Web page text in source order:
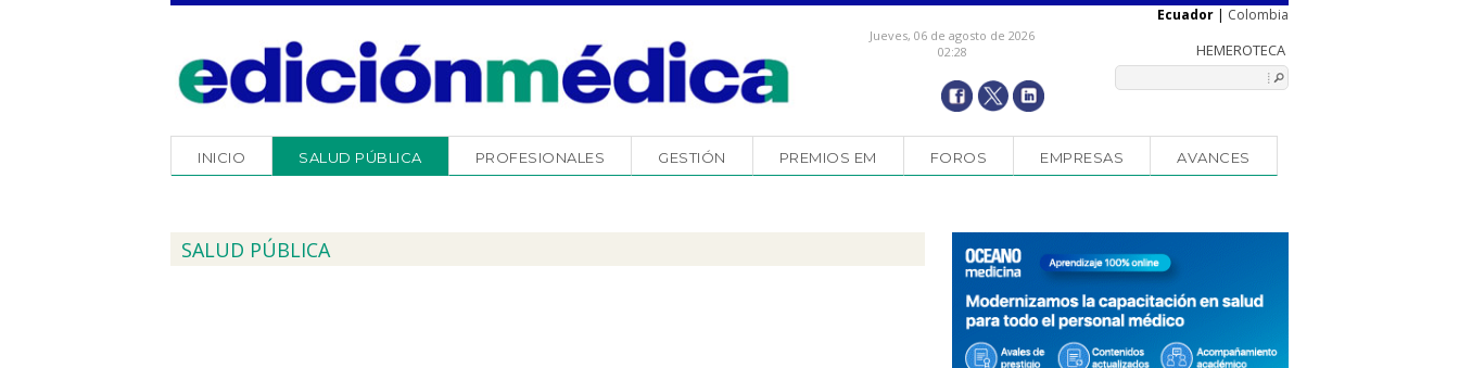
Jueves, 06 de agosto de 2026
02:28
Ecuador | Colombia
INICIO SALUD PÚBLICA PROFESIONALES GESTIÓN PREMIOS EM FOROS EMPRESAS AVANCES
SALUD PÚBLICA